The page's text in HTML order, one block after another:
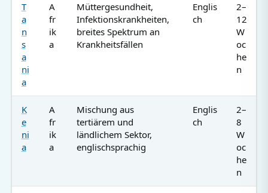
T
a
n
s
a
ni
a
A
fr
ik
a
Müttergesundheit,
Infektionskrankheiten,
breites Spektrum an
Krankheitsfällen
Englis
ch
2–
12
W
oc
he
n
K
e
ni
a
A
fr
ik
a
Mischung aus
tertiärem und
ländlichem Sektor,
englischsprachig
Englis
ch
2–
8
W
oc
he
n